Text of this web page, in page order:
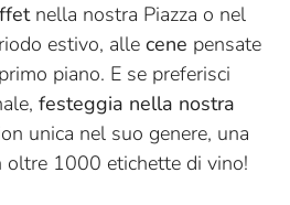
nella nostra Piazza o nel
estivo, alle cene pensate
piano. E se preferisci
festeggia nella nostra
unica nel suo genere, una
oltre 1000 etichette di vino!